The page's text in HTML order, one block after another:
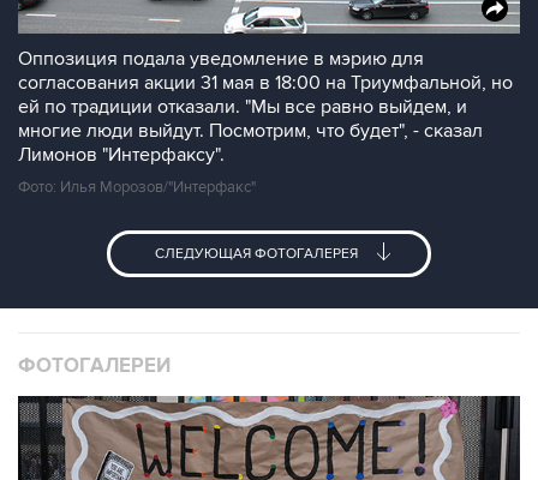
Оппозиция подала уведомление в мэрию для
согласования акции 31 мая в 18:00 на Триумфальной, но
ей по традиции отказали. "Мы все равно выйдем, и
многие люди выйдут. Посмотрим, что будет", - сказал
Лимонов "Интерфаксу".
Фото: Илья Морозов/"Интерфакс"
СЛЕДУЮЩАЯ ФОТОГАЛЕРЕЯ
ФОТОГАЛЕРЕИ